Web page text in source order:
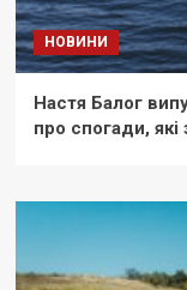
НОВИНИ
Настя Балог
про спогади,